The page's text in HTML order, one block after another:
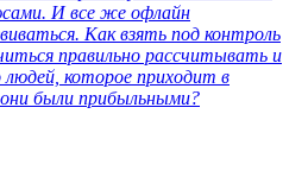
И все же офлайн
Как взять под контроль
правильно рассчитывать и
которое приходит в
были прибыльными?